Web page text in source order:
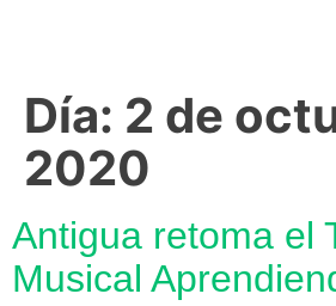
Día: 2 de
2020
Antigua retoma el
Musical